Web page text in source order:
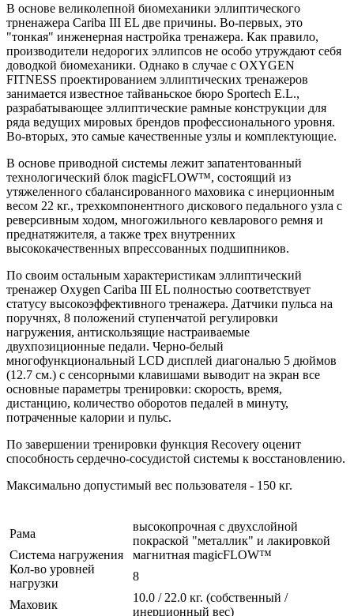
В основе великолепной биомеханики эллиптического
трненажера Cariba III EL две причины. Во-первых, это
"тонкая" инженерная настройка тренажера. Как правило,
производители недорогих эллипсов не особо утруждают себя
доводкой биомеханики. Однако в случае с OXYGEN
FITNESS проектированием эллиптических тренажеров
занимается известное тайваньское бюро Sportech E.L.,
разрабатывающее эллиптические рамные конструкции для
ряда ведущих мировых брендов профессионального уровня.
Во-вторых, это самые качественные узлы и комплектующие.
В основе приводной системы лежит запатентованный
технологический блок magicFLOW™, состоящий из
утяжеленного сбалансированного маховика с инерционным
весом 22 кг., трехкомпонентного дискового педального узла с
реверсивным ходом, многожильного кевларового ремня и
преднатяжителя, а также трех внутренних
высококачественных впрессованных подшипников.
По своим остальным характеристикам эллиптический
тренажер Oxygen Cariba III EL полностью соответствует
статусу высокоэффективного тренажера. Датчики пульса на
поручнях, 8 положений ступенчатой регулировки
нагружения, антискользящие настраиваемые
двухпозиционные педали. Черно-белый
многофункциональный LCD дисплей диагональю 5 дюймов
(12.7 см.) с сенсорными клавишами выводит на экран все
основные параметры тренировки: скорость, время,
дистанцию, количество оборотов педалей в минуту,
потраченные калории и пульс.
По завершении тренировки функция Recovery оценит
способность сердечно-сосудистой системы к восстановлению.
Максимально допустимый вес пользователя - 150 кг.
Рама
высокопрочная с двухслойной
покраской "металлик" и лакировкой
Система нагружения
магнитная magicFLOW™
Кол-во уровней
нагрузки
8
Маховик
10.0 / 22.0 кг. (собственный /
инерционный вес)